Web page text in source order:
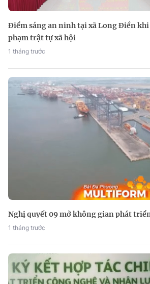
Điểm sáng an ninh tại xã Long Điền
phạm trật tự xã hội
1 tháng trước
Nghị quyết 09 mở không gian phát
1 tháng trước